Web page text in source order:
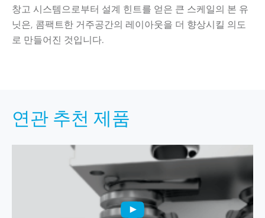
창고 시스템으로부터 설계 힌트를 얻은 큰 스케일의 본 유
닛은, 콤팩트한 거주공간의 레이아웃을 더 향상시킬 의도
로 만들어진 것입니다.
연관 추천 제품